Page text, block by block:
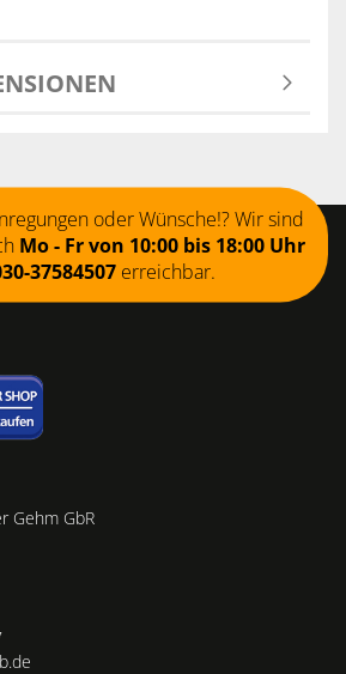
oder Wünsche!? Wir sind
Mo - Fr von 10:00 bis 18:00 Uhr
37584507erreichbar.
Gehm GbR